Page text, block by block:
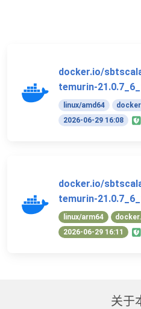
docker.io/
temurin-
linux/amd64
2026-06-29 16:08
docker.io/
temurin-
linux/arm64
2026-06-29 16:11
关于